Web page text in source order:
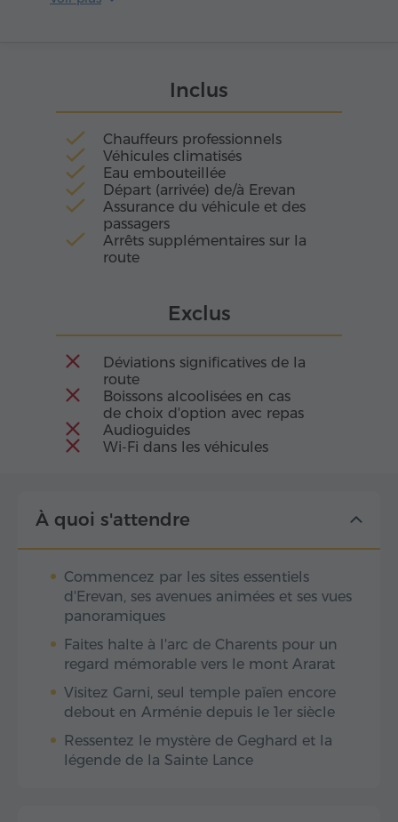
montagne elle-même avait sculpté un
de chants séculaires.Inclus
Chauffeurs professionnels
Véhicules climatisés
Eau embouteillée
Départ (arrivée) de/à Erevan
Assurance du véhicule et des
passagers
Arrêts supplémentaires sur la
route
Exclus
Déviations significatives de la
route
Boissons alcoolisées en cas
de choix d'option avec repas
Audioguides
Wi-Fi dans les véhicules
À quoi s'attendre
Commencez par les sites essentiels
d'Erevan, ses avenues animées et ses vues
panoramiques
Faites halte à l'arc de Charents pour un
regard mémorable vers le mont Ararat
Visitez Garni, seul temple païen encore
debout en Arménie depuis le 1er siècle
Ressentez le mystère de Geghard et la
légende de la Sainte Lance